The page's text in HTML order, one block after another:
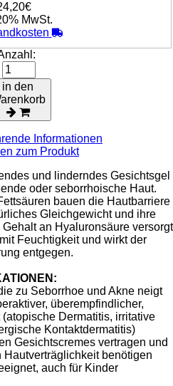
MwSt.
in den
Informationen
zum Produkt
und linderndes Gesichtsgel
oder seborrhoische Haut.
bauen die Hautbarriere
Gleichgewicht und ihre
an Hyaluronsäure versorgt
Feuchtigkeit und wirkt der
entgegen.
zu Seborrhoe und Akne neigt
überempfindlicher,
Dermatitis, irritative
Kontaktdermatitis)
Gesichtscremes vertragen und
Hautverträglichkeit benötigen
auch für Kinder